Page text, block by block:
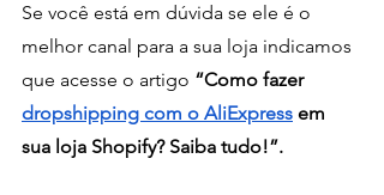
Se você está em dúvida se ele é o
melhor canal para a sua loja indicamos
que acesse o artigo “Como fazer
dropshipping com o AliExpress em
sua loja Shopify? Saiba tudo!”.